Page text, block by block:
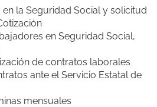
la Seguridad Social y solicitud
en Seguridad Social,
de contratos laborales
ante el Servicio Estatal de
mensuales